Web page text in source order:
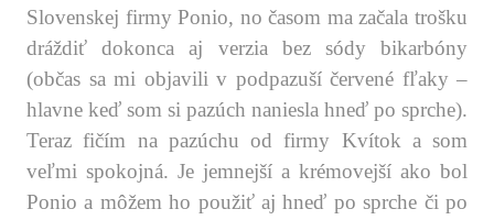
Slovenskej firmy Ponio, no časom ma začala trošku
dráždiť dokonca aj verzia bez sódy bikarbóny
(občas sa mi objavili v podpazuší červené fľaky –
hlavne keď som si pazúch naniesla hneď po sprche).
Teraz fičím na pazúchu od firmy Kvítok a som
veľmi spokojná. Je jemnejší a krémovejší ako bol
Ponio a môžem ho použiť aj hneď po sprche či po